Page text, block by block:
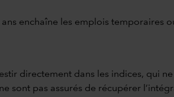
enchaîne les emplois temporaires
directement dans les indices, qui
sont pas assurés de récupérer